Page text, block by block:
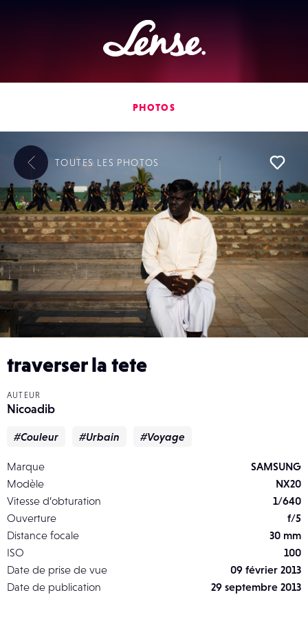
Lense
PHOTOS
traverser la tete
AUTEUR
Nicoadib
#Couleur #Urbain #Voyage
Marque
SAMSUNG
Modèle
NX20
Vitesse d’obturation
1/640
Ouverture
f/5
Distance focale
30 mm
ISO
100
Date de prise de vue
09 février 2013
Date de publication
29 septembre 2013
TOUTES LES PHOTOS